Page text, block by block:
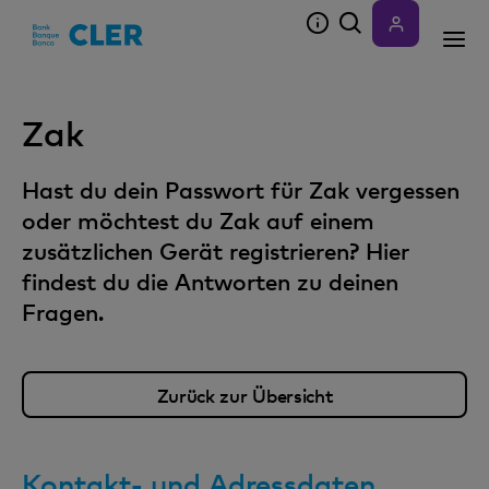
Zak
Hast du dein Passwort für Zak vergessen
oder möchtest du Zak auf einem
zusätzlichen Gerät registrieren? Hier
findest du die Antworten zu deinen
Fragen.
Zurück zur Übersicht